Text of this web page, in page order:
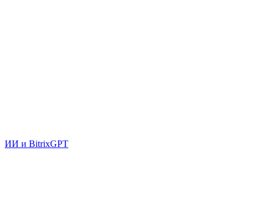
ИИ и BitrixGPT